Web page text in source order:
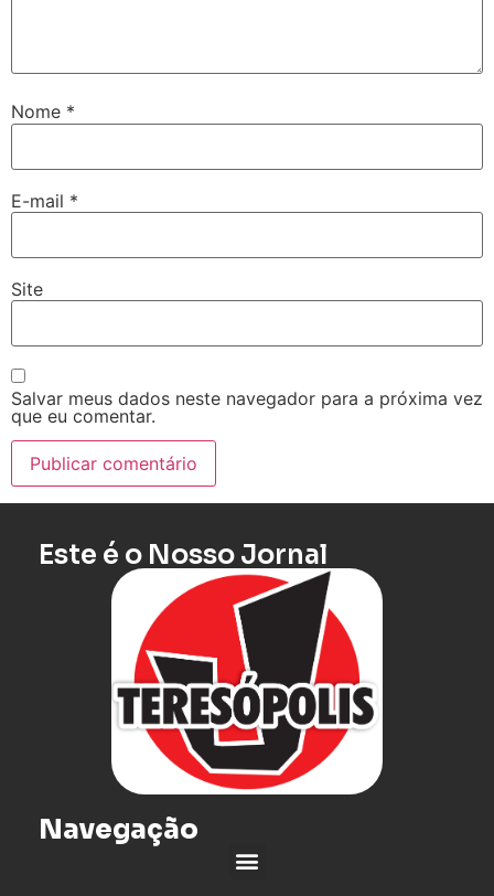
Nome *
E-mail *
Site
Salvar meus dados neste navegador para a próxima vez
que eu comentar.
Este é o Nosso Jornal
Navegação